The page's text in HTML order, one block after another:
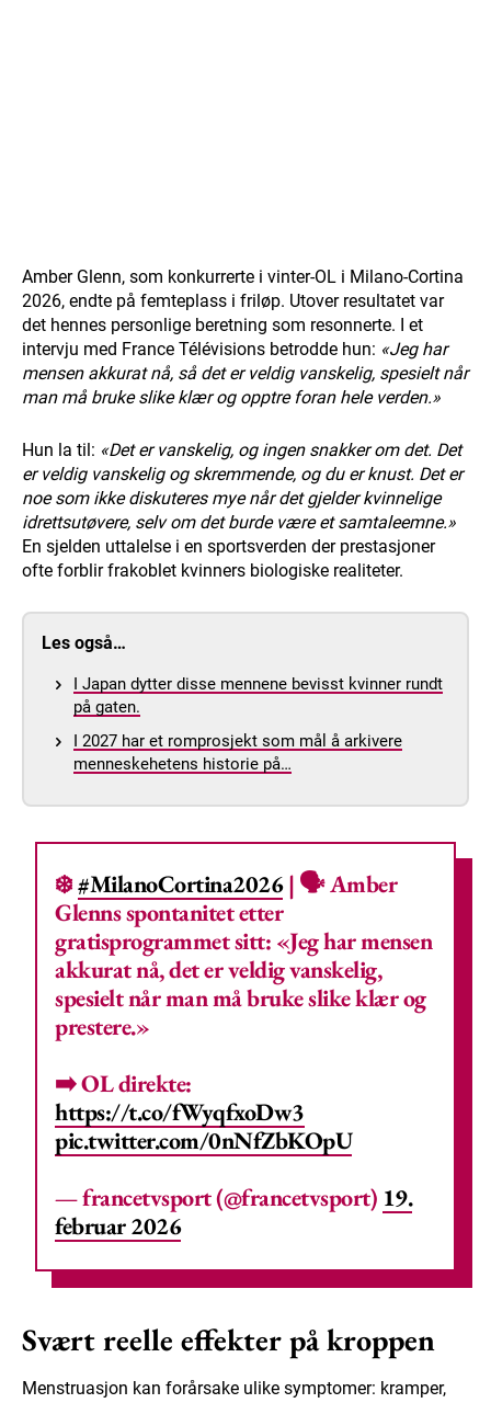
Amber Glenn, som konkurrerte i vinter-OL i Milano-Cortina
2026, endte på femteplass i friløp. Utover resultatet var
det hennes personlige beretning som resonnerte. I et
intervju med France Télévisions betrodde hun: «Jeg har
mensen akkurat nå, så det er veldig vanskelig, spesielt når
man må bruke slike klær og opptre foran hele verden.»
Hun la til: «Det er vanskelig, og ingen snakker om det. Det
er veldig vanskelig og skremmende, og du er knust. Det er
noe som ikke diskuteres mye når det gjelder kvinnelige
idrettsutøvere, selv om det burde være et samtaleemne.»
En sjelden uttalelse i en sportsverden der prestasjoner
ofte forblir frakoblet kvinners biologiske realiteter.
Les også…
I Japan dytter disse mennene bevisst kvinner rundt
på gaten.
I 2027 har et romprosjekt som mål å arkivere
menneskehetens historie på…
❄️#MilanoCortina2026| 🗣️ Amber
Glenns spontanitet etter
gratisprogrammet sitt: «Jeg har mensen
akkurat nå, det er veldig vanskelig,
spesielt når man må bruke slike klær og
prestere.»
➡️ OL direkte:
https://t.co/fWyqfxoDw3
pic.twitter.com/0nNfZbKOpU
— francetvsport (@francetvsport) 19.
februar 2026
Svært reelle effekter på kroppen
Menstruasjon kan forårsake ulike symptomer: kramper,